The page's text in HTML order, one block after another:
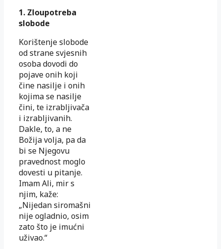
1. Zloupotreba
slobode
Korištenje slobode
od strane svjesnih
osoba dovodi do
pojave onih koji
čine nasilje i onih
kojima se nasilje
čini, te izrabljivača
i izrabljivanih.
Dakle, to, a ne
Božija volja, pa da
bi se Njegovu
pravednost moglo
dovesti u pitanje.
Imam Ali, mir s
njim, kaže:
„Nijedan siromašni
nije ogladnio, osim
zato što je imućni
uživao.“